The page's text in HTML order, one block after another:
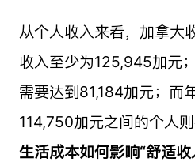
从个人收入来看，加拿大
收入至少为125,945加元
需要达到81,184加元；而
114,750加元之间的个人
生活成本如何影响“舒适收